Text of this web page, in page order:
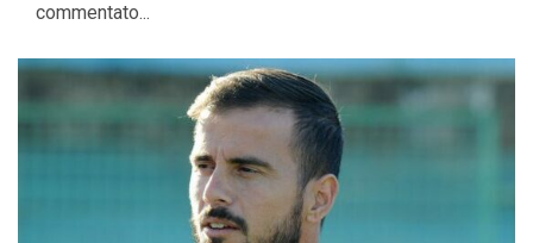
commentato...